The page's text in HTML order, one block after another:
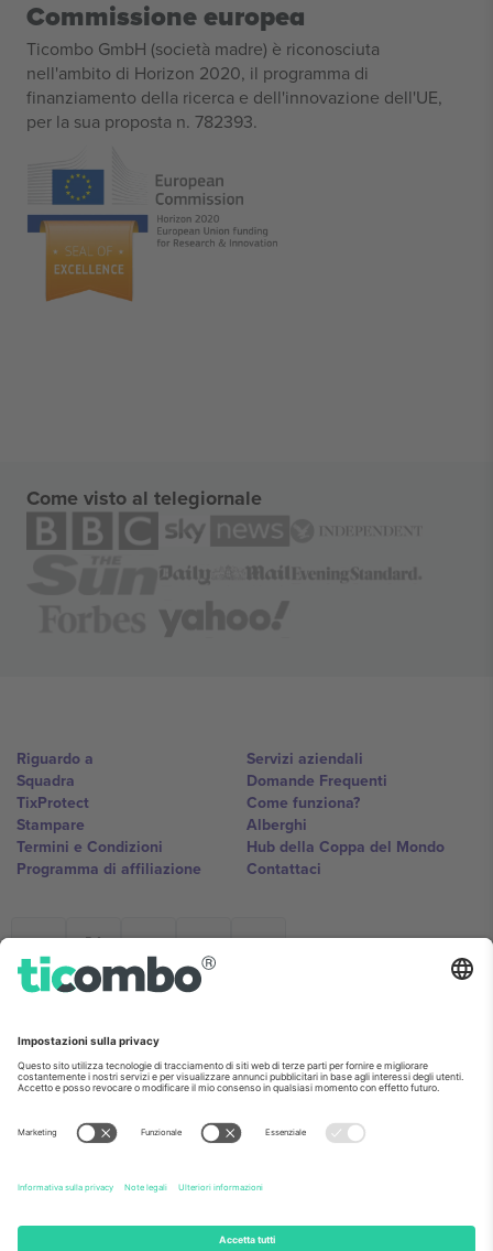
Commissione europea
Ticombo GmbH (società madre) è riconosciuta
nell'ambito di Horizon 2020, il programma di
finanziamento della ricerca e dell'innovazione dell'UE,
per la sua proposta n. 782393.
Come visto al telegiornale
Riguardo a
Squadra
TixProtect
Stampare
Termini e Condizioni
Programma di affiliazione
Servizi aziendali
Domande Frequenti
Come funziona?
Alberghi
Hub della Coppa del Mondo
Contattaci
Ticombo Italia
Mimi Balkanska 132, 1540, Sofia,
base alla località, all'evento e/o al dominio. Per i dettagli controlla la
pagina specifica dell'evento, l'impronta e i termini.,